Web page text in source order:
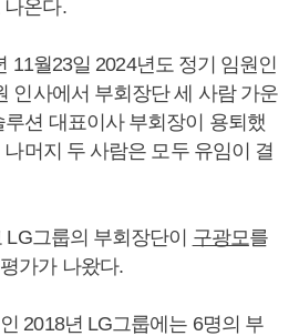
나온다.
11월23일 2024년도 정기 임원인
인사에서 부회장단 세 사람 가운
션 대표이사 부회장이 용퇴했
머지 두 사람은 모두 유임이 결
그룹의 부회장단이 구광모를
가가 나왔다.
2018년 LG그룹에는 6명의 부